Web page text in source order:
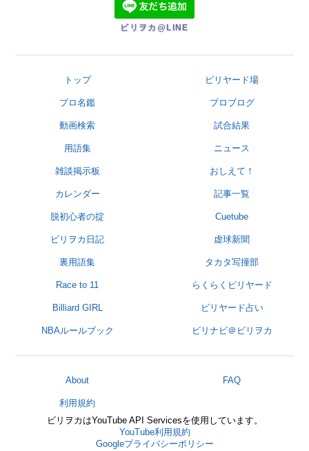
ビリヲカ@LINE
トップ ビリヤード場
プロ名鑑 プロブログ
動画検索 試合結果
用語集 ニュース
雑談掲示板 おしえて！
カレンダー 記事一覧
脱初心者の掟 Cuetube
ビリヲカ日記 虚球新聞
裏用語集 タカタ写撞部
Race to 11 らくらくビリヤード
Billiard GIRL ビリヤード占い
NBAルールブック ビリナビ＠ビリヲカ
About FAQ
利用規約
ビリヲカはYouTube API Servicesを使用しています。
YouTube利用規約
Googleプライバシーポリシー